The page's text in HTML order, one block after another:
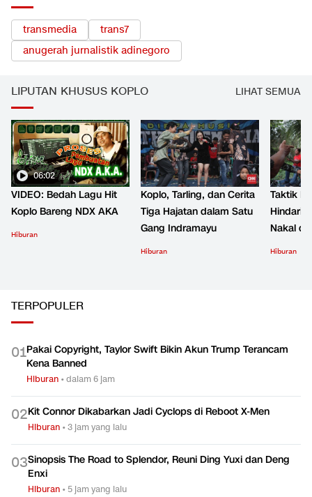
transmedia
trans7
anugerah jurnalistik adinegoro
LIPUTAN KHUSUS KOPLO LIHAT SEMUA
06:02
VIDEO: Bedah Lagu Hit
Koplo Bareng NDX AKA
Hiburan
Koplo, Tarling, dan Cerita
Tiga Hajatan dalam Satu
Gang Indramayu
Hiburan
Taktik
Hindari
Nakal
Hiburan
TERPOPULER
01Pakai Copyright, Taylor Swift Bikin Akun Trump Terancam
Kena Banned
Hiburan •dalam 6 jam
02Kit Connor Dikabarkan Jadi Cyclops di Reboot X-Men
Hiburan •3 jam yang lalu
03Sinopsis The Road to Splendor, Reuni Ding Yuxi dan Deng
Enxi
Hiburan • 5 jam yang lalu